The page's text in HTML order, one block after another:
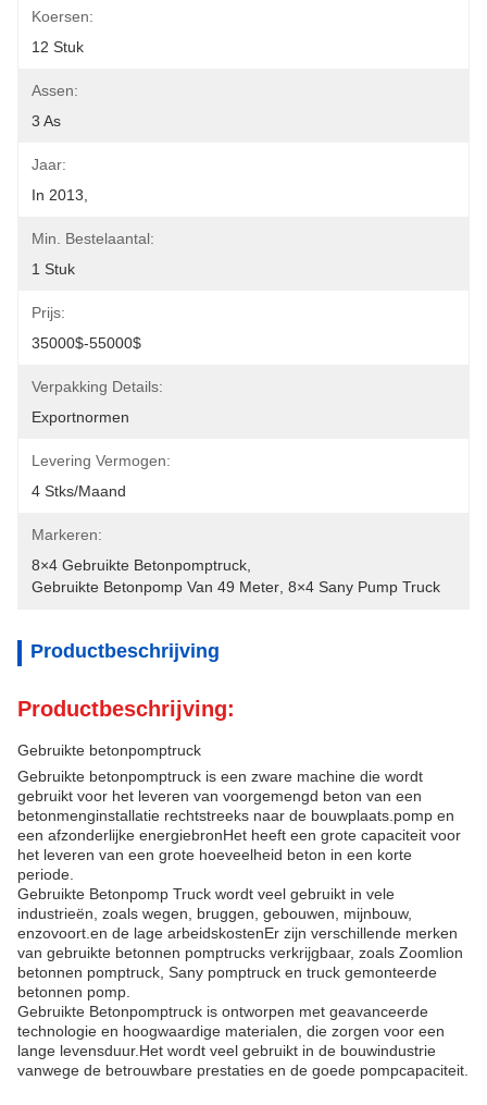
Koersen:
12 Stuk
Assen:
3 As
Jaar:
In 2013,
Min. Bestelaantal:
1 Stuk
Prijs:
35000$-55000$
Verpakking Details:
Exportnormen
Levering Vermogen:
4 Stks/maand
Markeren:
8×4 Gebruikte Betonpomptruck
Gebruikte Betonpomp Van 49 Meter 8×4 Sany Pump Truck
Productbeschrijving
Productbeschrijving:
Gebruikte betonpomptruck
Gebruikte betonpomptruck is een zware machine die wordt
gebruikt voor het leveren van voorgemengd beton van een
betonmenginstallatie rechtstreeks naar de bouwplaats.pomp en
een afzonderlijke energiebronHet heeft een grote capaciteit voor
het leveren van een grote hoeveelheid beton in een korte
periode.
Gebruikte Betonpomp Truck wordt veel gebruikt in vele
industrieën, zoals wegen, bruggen, gebouwen, mijnbouw,
enzovoort.en de lage arbeidskostenEr zijn verschillende merken
van gebruikte betonnen pomptrucks verkrijgbaar, zoals Zoomlion
betonnen pomptruck, Sany pomptruck en truck gemonteerde
betonnen pomp.
Gebruikte Betonpomptruck is ontworpen met geavanceerde
technologie en hoogwaardige materialen, die zorgen voor een
lange levensduur.Het wordt veel gebruikt in de bouwindustrie
vanwege de betrouwbare prestaties en de goede pompcapaciteit.